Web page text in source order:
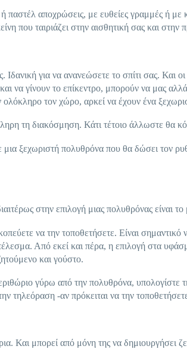
παστέλ αποχρώσεις, με ευθείες γραμμές ή
που ταιριάζει στην αισθητική σας και στην
Ιδανική για να ανανεώσετε το σπίτι σας. Και
να γίνουν το επίκεντρο, μπορούν να μας
τον χώρο, αρκεί να έχουν ένα
τη διακόσμηση. Κάτι τέτοιο άλλωστε θα
ξεχωριστή πολυθρόνα που θα δώσει τον
στην επιλογή μιας πολυθρόνας είναι το
να την τοποθετήσετε. Είναι σημαντικό
Από εκεί και πέρα, η επιλογή στα
και γούστο.
γύρω από την πολυθρόνα, υπολογίστε
τηλεόραση -αν πρόκειται να την
Και μπορεί από μόνη της να δημιουργήσει